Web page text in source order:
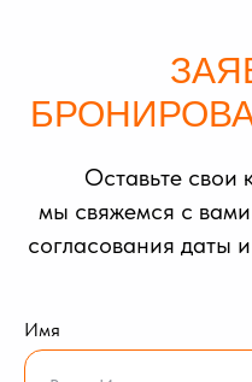
Оставьте свои
мы свяжемся с
согласования даты
Имя